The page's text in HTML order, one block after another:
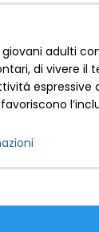
adulti
di vivere il
espressive